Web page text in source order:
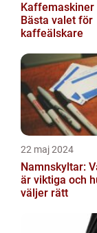
Kaffemaskiner
Bästa valet för
kaffeälskare
22 maj 2024
Namnskyltar:
är viktiga och
väljer rätt